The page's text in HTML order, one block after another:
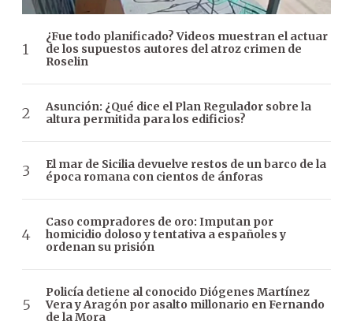
¿Fue todo planificado? Videos muestran el actuar
de los supuestos autores del atroz crimen de
Roselin
Asunción: ¿Qué dice el Plan Regulador sobre la
altura permitida para los edificios?
El mar de Sicilia devuelve restos de un barco de la
época romana con cientos de ánforas
Caso compradores de oro: Imputan por
homicidio doloso y tentativa a españoles y
ordenan su prisión
Policía detiene al conocido Diógenes Martínez
Vera y Aragón por asalto millonario en Fernando
de la Mora